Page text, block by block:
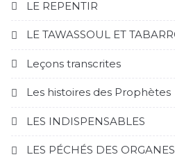
LE REPENTIR
LE TAWASSOUL ET
Leçons transcrites
Les histoires des Prophètes
LES INDISPENSABLES
LES PÉCHÉS DES ORGANES